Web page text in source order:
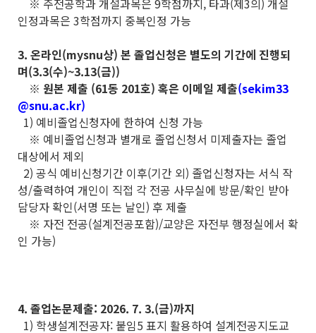
※ 주전공학과 개설과목은 9학점까지, 타과(제3의) 개설
인정과목은 3학점까지 중복인정 가능
3. 온라인(mysnu상) 본 졸업신청은 별도의 기간에 진행되
며(3.3(수)~3.13(금))
※ 원본 제출 (61동 201호) 혹은 이메일 제출(sekim33
@snu.ac.kr)
1) 예비졸업신청자에 한하여 신청 가능
※ 예비졸업신청과 별개로 졸업신청서 미제출자는 졸업
대상에서 제외
2) 공식 예비신청기간 이후(기간 외) 졸업신청자는 서식 작
성/출력하여 개인이 직접 각 전공 사무실에 방문/확인 받아
담당자 확인(서명 또는 날인) 후 제출
※ 자전 전공(설계전공포함)/교양은 자전부 행정실에서 확
인 가능)
4. 졸업논문제출: 2026. 7. 3.(금)까지
1) 학생설계전공자: 붙임5 표지 활용하여 설계전공지도교